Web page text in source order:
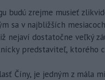
budú zrejme musieť
sa v najbližších
dostatočne veľký
predstaviteľ, ktorého
Číny, je jedným z mála